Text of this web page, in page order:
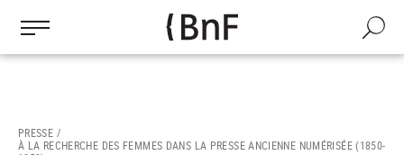
contenu
Recherche
PRESSE /
À LA RECHERCHE DES FEMMES DANS LA PRESSE ANCIENNE NUMÉRISÉE (1850-